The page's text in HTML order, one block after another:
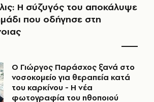
Η σύζυγός του αποκάλυψε
που οδήγησε στη
O Γιώργος Παράσχος ξανά στο
νοσοκομείο για θεραπεία κατά
του καρκίνου - Η νέα
φωτογραφία του ηθοποιού